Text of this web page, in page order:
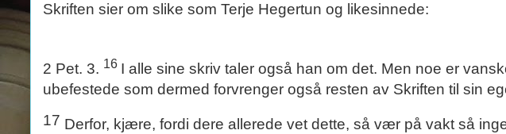
Skriften sier om slike som Terje Hegertun og likesinnede:
2 Pet. 3. 16 I alle sine skriv taler også han om det. Men noe er
ubefestede som dermed forvrenger også resten av Skriften til sin
17 Derfor, kjære, fordi dere allerede vet dette, så vær på vakt så